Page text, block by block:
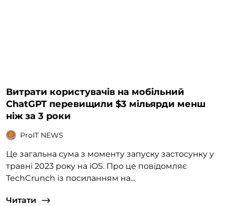
Витрати користувачів на мобільний
ChatGPT перевищили $3 мільярди менш
ніж за 3 роки
ProIT NEWS
Це загальна сума з моменту запуску застосунку у
травні 2023 року на iOS. Про це повідомляє
TechCrunch із посиланням на...
Читати